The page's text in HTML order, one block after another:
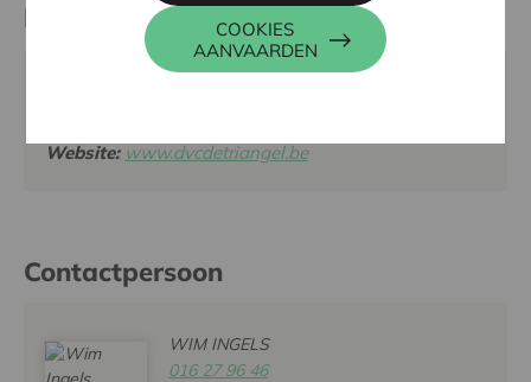
Partner
Website: www.dvcdetriangel.be
Contactpersoon
WIM INGELS
016 27 96 46
COOKIES
AANVAARDEN